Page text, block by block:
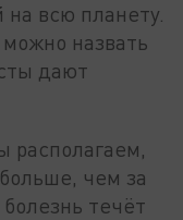
всю планету.
назвать
дают
чем за
течёт